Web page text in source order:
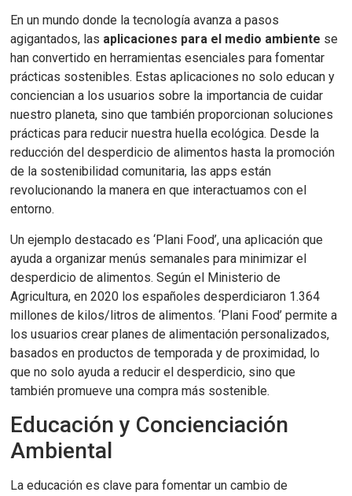
En un mundo donde la tecnología avanza a pasos
agigantados, las aplicaciones para el medio ambiente se
han convertido en herramientas esenciales para fomentar
prácticas sostenibles. Estas aplicaciones no solo educan y
conciencian a los usuarios sobre la importancia de cuidar
nuestro planeta, sino que también proporcionan soluciones
prácticas para reducir nuestra huella ecológica. Desde la
reducción del desperdicio de alimentos hasta la promoción
de la sostenibilidad comunitaria, las apps están
revolucionando la manera en que interactuamos con el
entorno.
Un ejemplo destacado es ‘Plani Food’, una aplicación que
ayuda a organizar menús semanales para minimizar el
desperdicio de alimentos. Según el Ministerio de
Agricultura, en 2020 los españoles desperdiciaron 1.364
millones de kilos/litros de alimentos. ‘Plani Food’ permite a
los usuarios crear planes de alimentación personalizados,
basados en productos de temporada y de proximidad, lo
que no solo ayuda a reducir el desperdicio, sino que
también promueve una compra más sostenible.
Educación y Concienciación
Ambiental
La educación es clave para fomentar un cambio de